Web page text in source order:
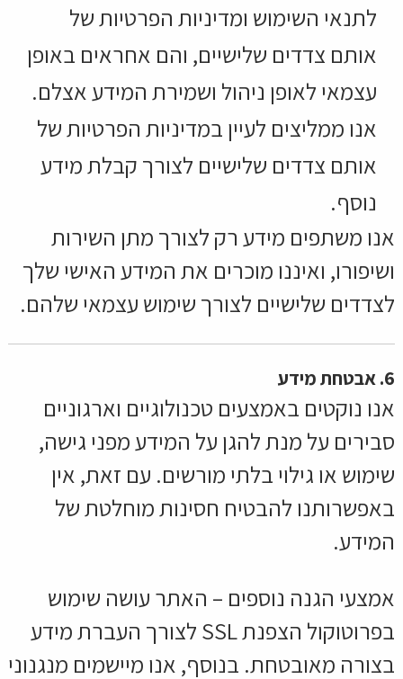
לתנאי השימוש ומדיניות הפרטיות של
אותם צדדים שלישיים, והם אחראים באופן
עצמאי לאופן ניהול ושמירת המידע אצלם.
אנו ממליצים לעיין במדיניות הפרטיות של
אותם צדדים שלישיים לצורך קבלת מידע
נוסף.
אנו משתפים מידע רק לצורך מתן השירות
ושיפורו, ואיננו מוכרים את המידע האישי שלך
לצדדים שלישיים לצורך שימוש עצמאי שלהם.
6. אבטחת מידע
אנו נוקטים באמצעים טכנולוגיים וארגוניים
סבירים על מנת להגן על המידע מפני גישה,
שימוש או גילוי בלתי מורשים. עם זאת, אין
באפשרותנו להבטיח חסינות מוחלטת של
המידע.
אמצעי הגנה נוספים – האתר עושה שימוש
בפרוטוקול הצפנת SSL לצורך העברת מידע
בצורה מאובטחת. בנוסף, אנו מיישמים מנגנוני